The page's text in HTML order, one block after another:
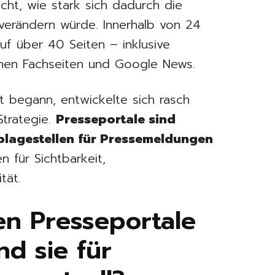
wie stark sich dadurch die
würde. Innerhalb von 24
über 40 Seiten – inklusive
Fachseiten und Google News.
begann, entwickelte sich rasch
Presseportale sind
für Pressemeldungen
für Sichtbarkeit,
Presseportale
sie für